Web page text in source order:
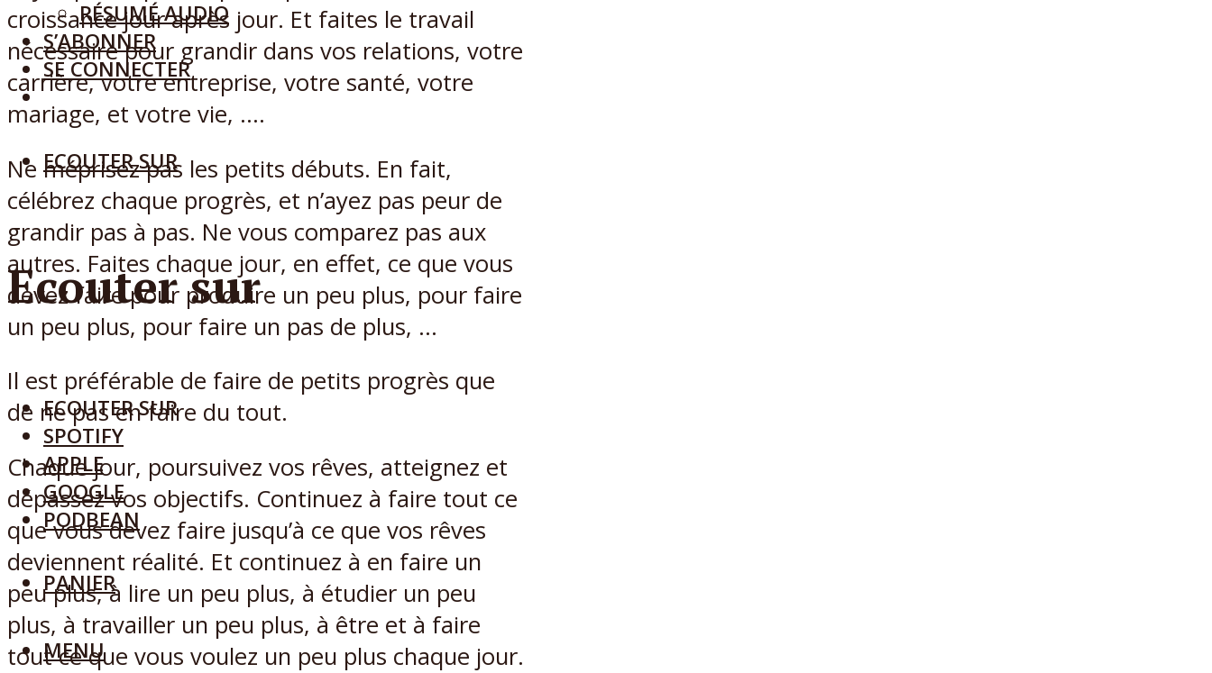
RÉSUMÉ AUDIO
S’ABONNER
SE CONNECTER
ECOUTER SUR
Ecouter sur
ECOUTER SUR
SPOTIFY
APPLE
GOOGLE
PODBEAN
PANIER
MENU
croissance jour après jour. Et faites le travail
nécessaire pour grandir dans vos relations, votre
carrière, votre entreprise, votre santé, votre
mariage, et votre vie, ….
Ne méprisez pas les petits débuts. En fait,
célébrez chaque progrès, et n’ayez pas peur de
grandir pas à pas. Ne vous comparez pas aux
autres. Faites chaque jour, en effet, ce que vous
devez faire pour produire un peu plus, pour faire
un peu plus, pour faire un pas de plus, …
Il est préférable de faire de petits progrès que
de ne pas en faire du tout.
Chaque jour, poursuivez vos rêves, atteignez et
dépassez vos objectifs. Continuez à faire tout ce
que vous devez faire jusqu’à ce que vos rêves
deviennent réalité. Et continuez à en faire un
peu plus, à lire un peu plus, à étudier un peu
plus, à travailler un peu plus, à être et à faire
tout ce que vous voulez un peu plus chaque jour.